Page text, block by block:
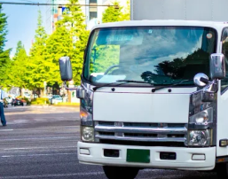
CAE解析
ソフトウェア開発・組み込み
研究・開発・企画
テクニカルライター
職人
大工
鳶
建設